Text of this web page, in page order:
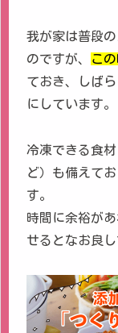
我が家は普段
のですが、
こ
ておき、しば
にしています。
冷凍できる食
ど）も備えて
す。
時間に余裕が
せるとなお良